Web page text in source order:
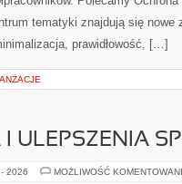
tematyki znajdują się nowe
prawidłowość, […]
ULEPSZENIA
2026 MOŻLIWOŚĆ